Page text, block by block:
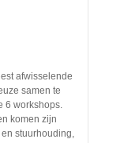
afwisselende
samen te
6 workshops.
komen zijn
stuurhouding,